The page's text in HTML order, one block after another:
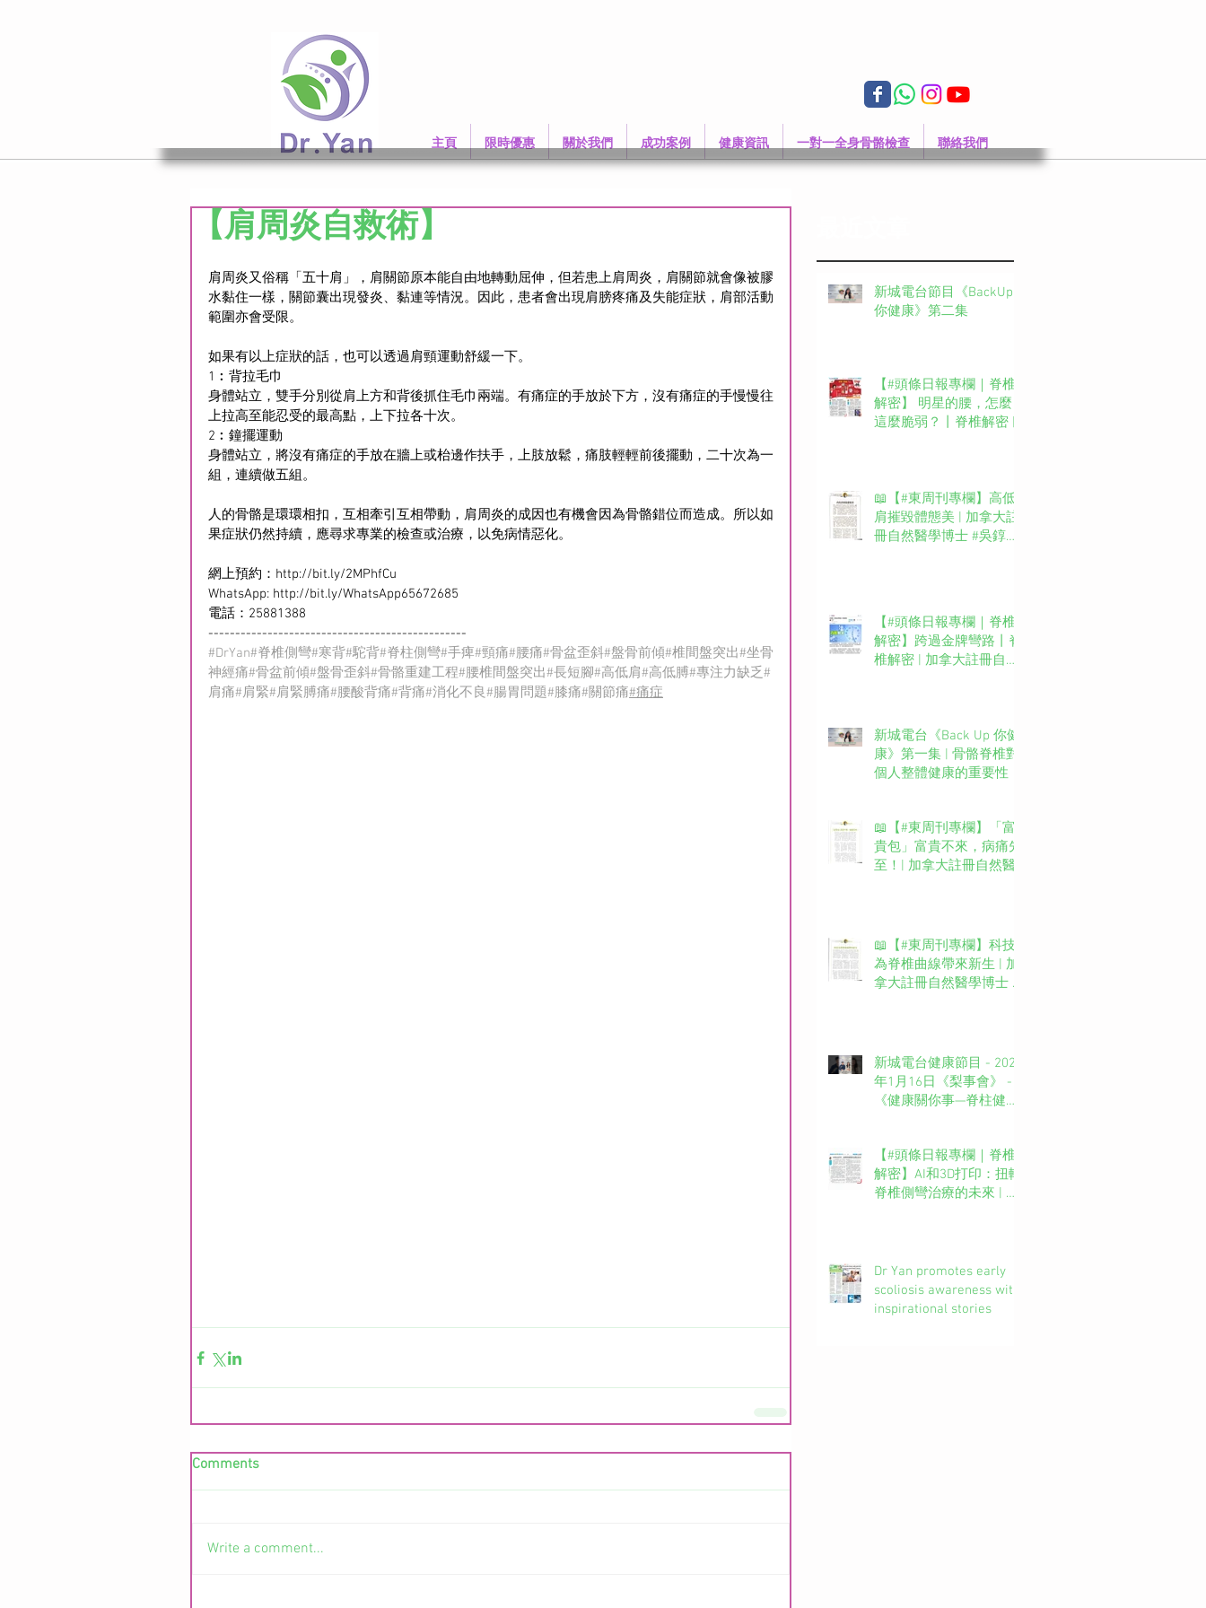
主頁 限時優惠 關於我們 成功案例 健康資訊 一對一全身骨骼檢查 聯絡我們
【肩周炎自救術】
肩周炎又俗稱「五十肩」，肩關節原本能自由地轉動屈伸，但若患上肩周炎，肩關節就會像被膠
水黏住一樣，關節囊出現發炎、黏連等情況。因此，患者會出現肩膀疼痛及失能症狀，肩部活動
範圍亦會受限。
如果有以上症狀的話，也可以透過肩頸運動舒緩一下。
1︰背拉毛巾
身體站立，雙手分別從肩上方和背後抓住毛巾兩端。有痛症的手放於下方，沒有痛症的手慢慢往
上拉高至能忍受的最高點，上下拉各十次。
2︰鐘擺運動
身體站立，將沒有痛症的手放在牆上或枱邊作扶手，上肢放鬆，痛肢輕輕前後擺動，二十次為一
組，連續做五組。
人的骨骼是環環相扣，互相牽引互相帶動，肩周炎的成因也有機會因為骨骼錯位而造成。所以如
果症狀仍然持續，應尋求專業的檢查或治療，以免病情惡化。
網上預約： http://bit.ly/2MPhfCu
WhatsApp: http://bit.ly/WhatsApp65672685
電話：25881388
------------------------------------------------
#DrYan#脊椎側彎#寒背#駝背#脊柱側彎#手痺#頸痛#腰痛#骨盆歪斜#盤骨前傾#椎間盤突出#坐骨
神經痛#骨盆前傾#盤骨歪斜#骨骼重建工程#腰椎間盤突出#長短腳#高低肩#高低膊#專注力缺乏#
肩痛#肩緊#肩緊膊痛#腰酸背痛#背痛#消化不良#腸胃問題#膝痛#關節痛#痛症
Comments
Write a comment...
新城電台節目《BackUp
你健康》第二集
【#頭條日報專欄｜脊椎
解密】 明星的腰，怎麼
這麼脆弱？丨脊椎解密 |
📖【#東周刊專欄】高低
肩摧毀體態美 | 加拿大註
冊自然醫學博士 #吳錞銦
【#頭條日報專欄｜脊椎
解密】跨過金牌彎路丨脊
椎解密 | 加拿大註冊自然
新城電台《Back Up 你健
康》第一集 | 骨骼脊椎對
個人整體健康的重要性
📖【#東周刊專欄】「富
貴包」富貴不來，病痛先
至！| 加拿大註冊自然醫
📖【#東周刊專欄】科技
為脊椎曲線帶來新生 | 加
拿大註冊自然醫學博士 #
新城電台健康節目 - 2025
年1月16日《梨事會》 -
《健康關你事—脊柱健康
台長 葉文輝Barry Ip (啤
梨）嘉賓主持：吳錞銦博
士Dr. Yan
【#頭條日報專欄｜脊椎
解密】AI和3D打印：扭轉
脊椎側彎治療的未來 | 脊
Dr Yan promotes early
scoliosis awareness with
inspirational stories